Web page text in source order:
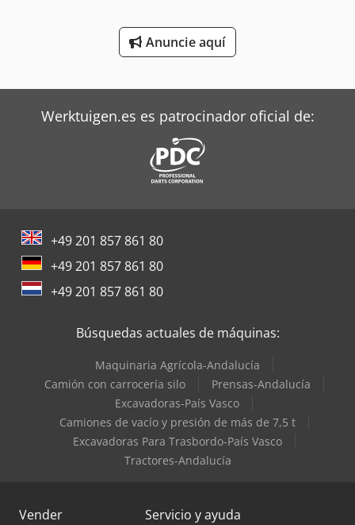
Anuncie aquí
Werktuigen.es es patrocinador oficial de:
+49 201 857 861 80
+49 201 857 861 80
+49 201 857 861 80
Búsquedas actuales de máquinas:
Maquinaria Agrícola-Andalucía
Camión con carrocería silo
Prensas-Andalucía
Excavadoras-País Vasco
Camiones de vacío y presión de más de 7,5 t
Excavadoras Para Trasbordo-País Vasco
Tractores-Andalucía
Vender Servicio y ayuda